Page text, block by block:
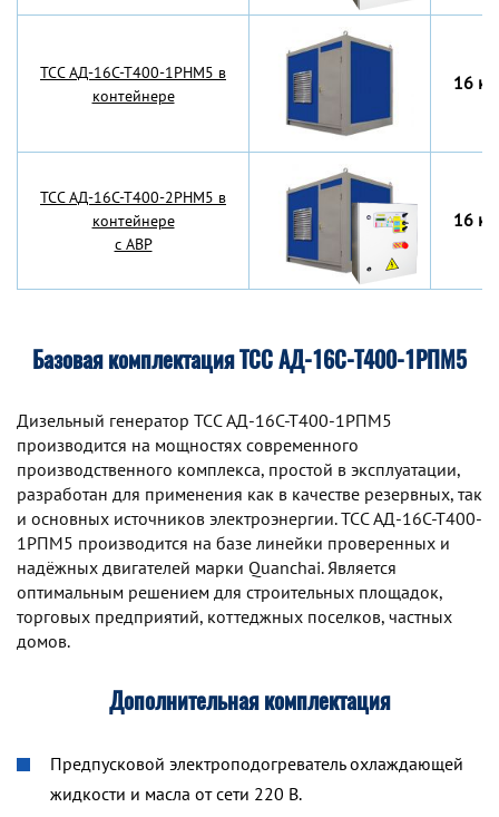
TCC АД-16С-Т400-1РНМ5 в
контейнере
16
TCC АД-16С-Т400-2РНМ5 в
контейнере
с АВР
16
Базовая комплектация ТСС АД-16С-Т400-1РПМ5
Дизельный генератор TCC АД-16С-Т400-1РПМ5
производится на мощностях современного
производственного комплекса, простой в эксплуатации,
разработан для применения как в качестве резервных, так
и основных источников электроэнергии. TCC АД-16С-Т400-
1РПМ5 производится на базе линейки проверенных и
надёжных двигателей марки Quanchai. Является
оптимальным решением для строительных площадок,
торговых предприятий, коттеджных поселков, частных
домов.
Дополнительная комплектация
Предпусковой электроподогреватель охлаждающей
жидкости и масла от сети 220 В.